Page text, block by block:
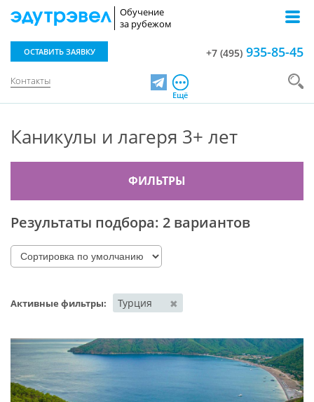
Обучение
за рубежом
Контакты
ОСТАВИТЬ ЗАЯВКУ +7 (495) 935-85-45
TelegramЕщё
Каникулы и лагеря 3+ лет
ФИЛЬТРЫ
Результаты подбора: 2 вариантов
Активные фильтры: Турция ✖